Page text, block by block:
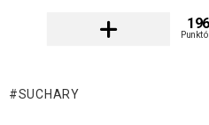
196
SUCHARY